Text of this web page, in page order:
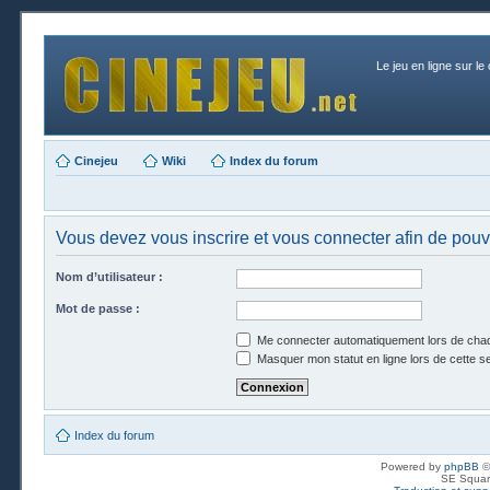
Le jeu en ligne sur le
Cinejeu Wiki Index du forum
Vous devez vous inscrire et vous connecter afin de
Nom d’utilisateur :
Mot de passe :
Me connecter automatiquement lors de
Masquer mon statut en ligne lors de cette
Index du forum
Powered by phpBB
SE